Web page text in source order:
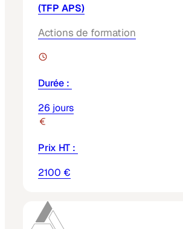
Groupe Sgp Uncategorized
Ordinateur Technologie 07
(TFP APS)
Actions de formation
Durée :
26 jours
Prix HT :
2100 €